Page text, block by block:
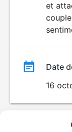
et
Date
16